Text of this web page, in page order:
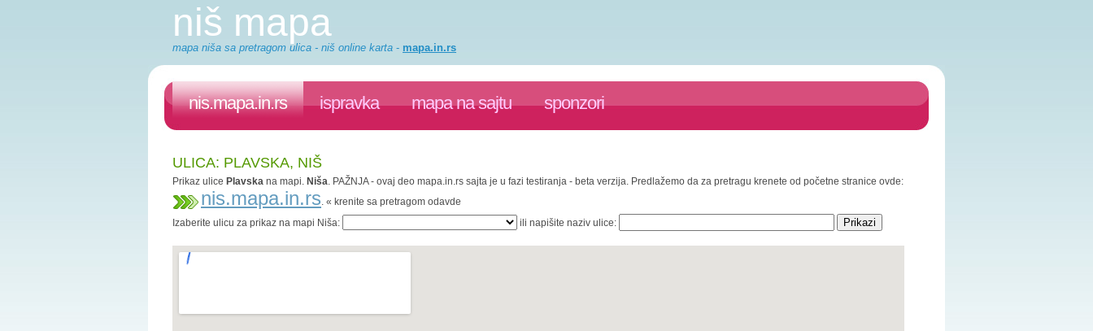
niš mapa
mapa niša sa pretragom ulica - niš online karta - mapa.in.rs
nis.mapa.in.rs ispravka mapa na sajtu sponzori
ULICA: PLAVSKA, NIŠ
Prikaz ulice Plavska na mapi. Niša. PAŽNJA - ovaj deo mapa.in.rs sajta je u fazi testiranja - beta verzija. Predlažemo da za pretragu krenete od početne stranice ovde:
nis.mapa.in.rs. « krenite sa pretragom odavde
Izaberite ulicu za prikaz na mapi Niša:
ili napišite naziv ulice: